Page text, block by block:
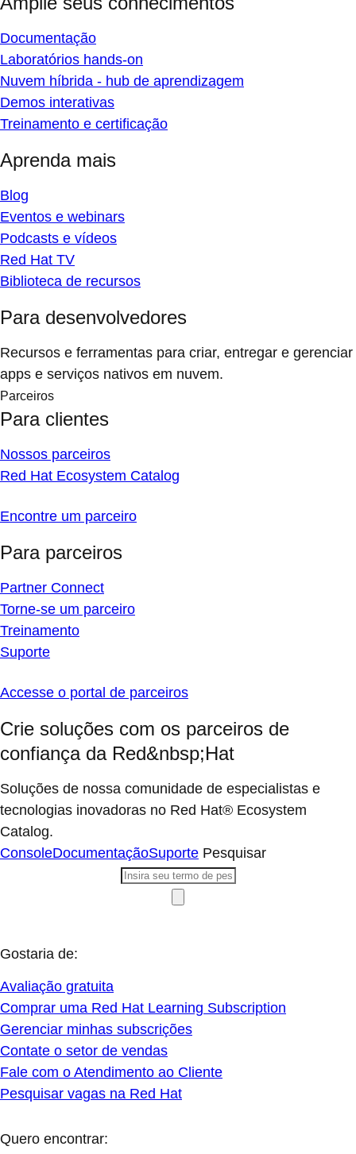
Documentação
Laboratórios hands-on
Nuvem híbrida - hub de aprendizagem
Demos interativas
Treinamento e certificação
Aprenda mais
Blog
Eventos e webinars
Podcasts e vídeos
Red Hat TV
Biblioteca de recursos
Para desenvolvedores
Recursos e ferramentas para criar, entregar e gerenciar
apps e serviços nativos em nuvem.
Parceiros
Para clientes
Nossos parceiros
Red Hat Ecosystem Catalog
Encontre um parceiro
Para parceiros
Partner Connect
Torne-se um parceiro
Treinamento
Suporte
Accesse o portal de parceiros
Crie soluções com os parceiros de
confiança da Red&nbsp;Hat
Soluções de nossa comunidade de especialistas e
tecnologias inovadoras no Red Hat® Ecosystem
Catalog.
ConsoleDocumentaçãoSuporte Pesquisar
Gostaria de:
Avaliação gratuita
Comprar uma Red Hat Learning Subscription
Gerenciar minhas subscrições
Contate o setor de vendas
Fale com o Atendimento ao Cliente
Pesquisar vagas na Red Hat
Quero encontrar: